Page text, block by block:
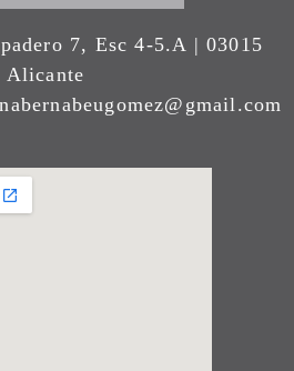
7, Esc 4-5.A | 03015
Alicante